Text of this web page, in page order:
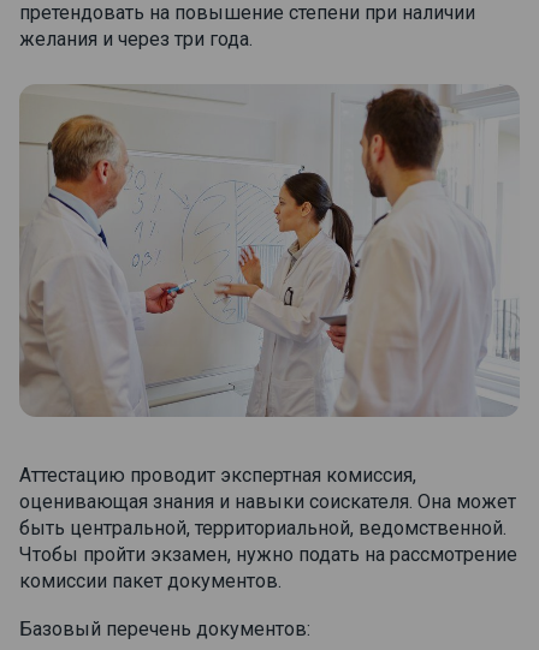
претендовать на повышение степени при наличии
желания и через три года.
Аттестацию проводит экспертная комиссия,
оценивающая знания и навыки соискателя. Она может
быть центральной, территориальной, ведомственной.
Чтобы пройти экзамен, нужно подать на рассмотрение
комиссии пакет документов.
Базовый перечень документов: